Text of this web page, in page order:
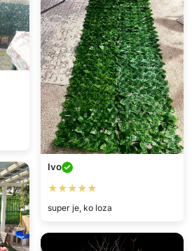
Ivo
★★★★★
super je, ko loza